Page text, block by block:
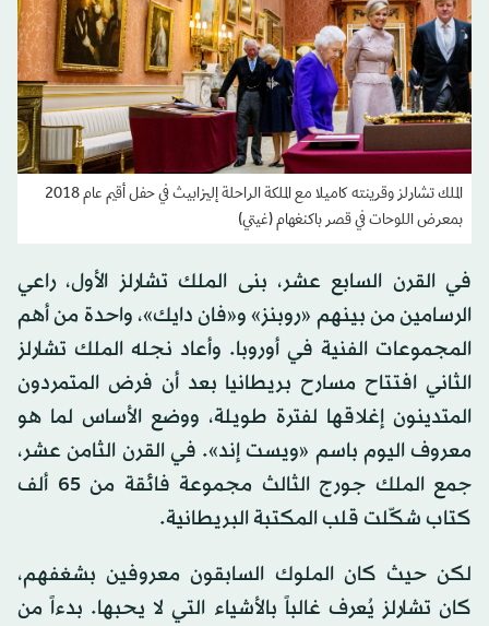
الملك تشارلز وقرينته كاميلا مع الملكة الراحلة إليزابيث في حفل أقيم عام 2018
بمعرض اللوحات في قصر باكنغهام (غيتي)
في القرن السابع عشر، بنى الملك تشارلز الأول، راعي
الرسامين من بينهم «روبنز» و«فان دايك»، واحدة من أهم
المجموعات الفنية في أوروبا. وأعاد نجله الملك تشارلز
الثاني افتتاح مسارح بريطانيا بعد أن فرض المتمردون
المتدينون إغلاقها لفترة طويلة، ووضع الأساس لما هو
معروف اليوم باسم «ويست إند». في القرن الثامن عشر،
جمع الملك جورج الثالث مجموعة فائقة من 65 ألف
كتاب شكّلت قلب المكتبة البريطانية.
لكن حيث كان الملوك السابقون معروفين بشغفهم،
كان تشارلز يُعرف غالباً بالأشياء التي لا يحبها. بدءاً من